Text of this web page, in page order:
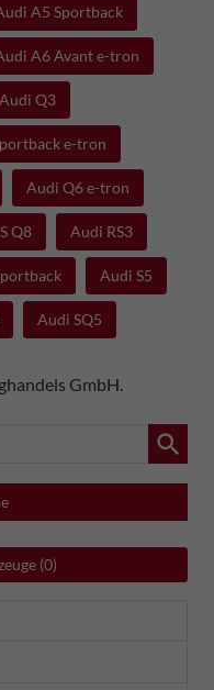
A5 Sportback
A6 Avant e-tron
Audi Q3
e-tron
Audi Q6 e-tron
Q8 Audi RS3
Audi S5
Audi SQ5
GmbH.
(0)